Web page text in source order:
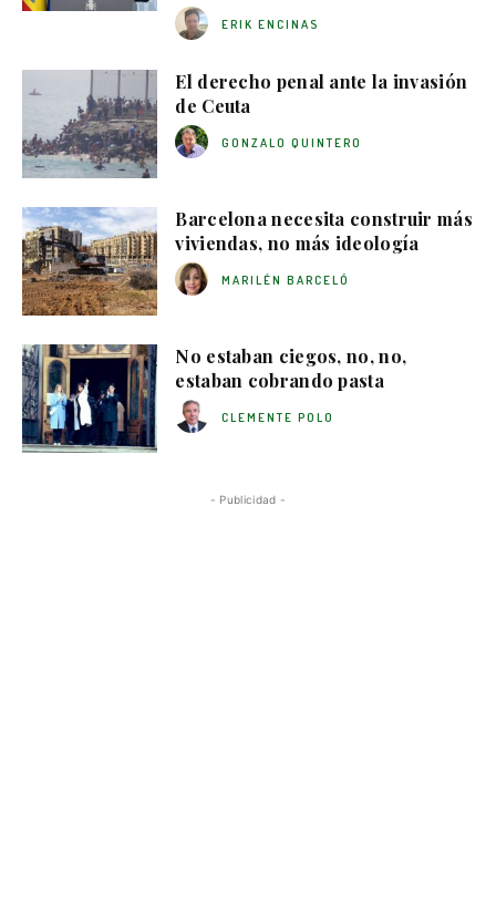
ERIK ENCINAS
El derecho penal ante la invasión
de Ceuta
GONZALO QUINTERO
Barcelona necesita construir más
viviendas, no más ideología
MARILÉN BARCELÓ
No estaban ciegos, no, no,
estaban cobrando pasta
CLEMENTE POLO
- Publicidad -